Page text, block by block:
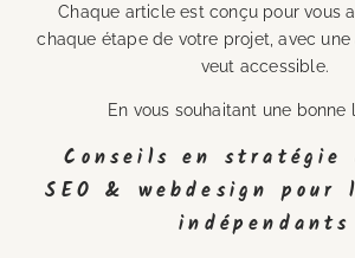
Chaque article est conçu pour vous
chaque étape de votre projet, avec
veut accessible.
En vous souhaitant une bonne
Conseils en stratégie
SEO & webdesign pour
indépendants